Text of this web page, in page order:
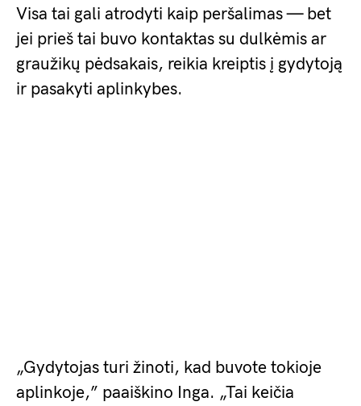
Visa tai gali atrodyti kaip peršalimas — bet
jei prieš tai buvo kontaktas su dulkėmis ar
graužikų pėdsakais, reikia kreiptis į gydytoją
ir pasakyti aplinkybes.
„Gydytojas turi žinoti, kad buvote tokioje
aplinkoje,” paaiškino Inga. „Tai keičia